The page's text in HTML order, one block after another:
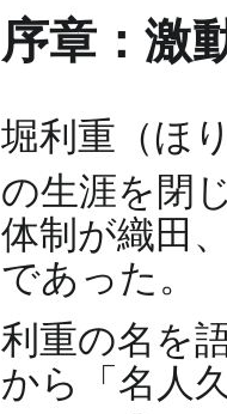
序章：激
堀利重（ほ
の生涯を閉
体制が織田
であった。
利重の名を
から「名人